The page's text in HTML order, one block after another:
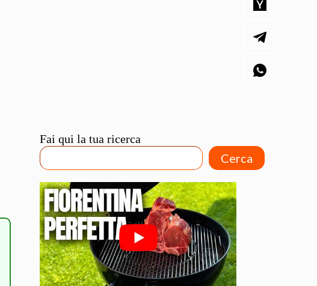
Fai qui la tua ricerca
Cerca